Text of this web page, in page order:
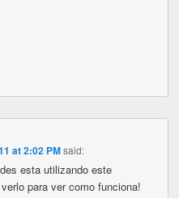
at 2:02 PM said:
esta utilizando este
para ver como funciona!